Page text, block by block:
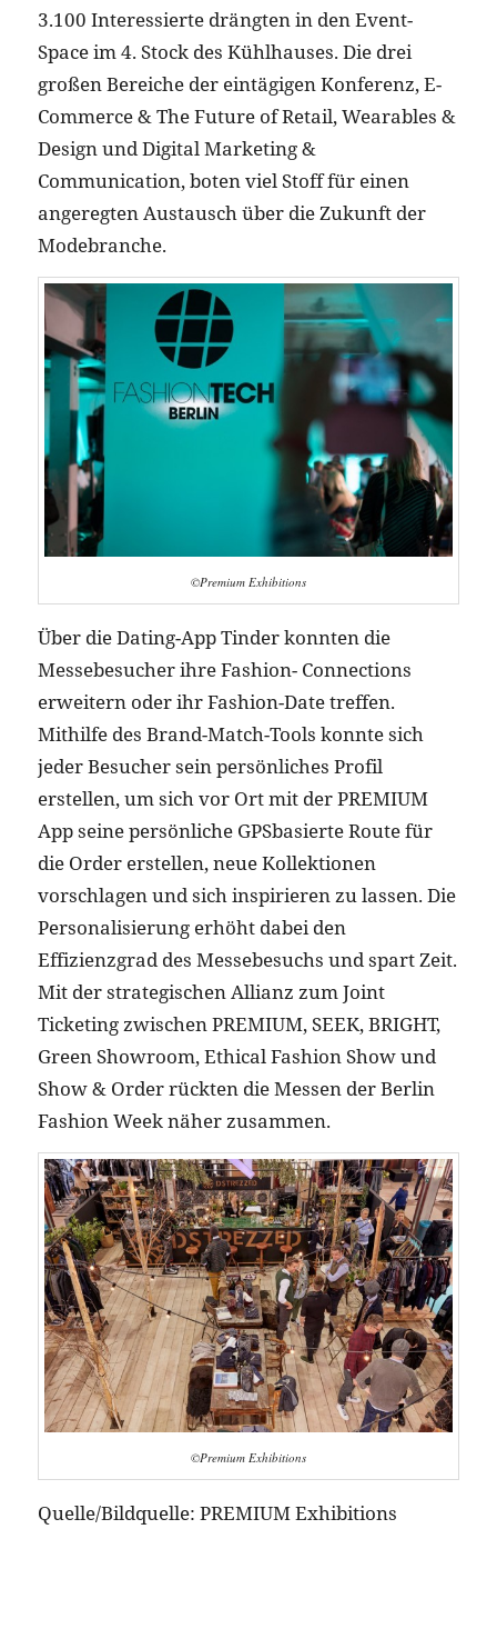
3.100 Interessierte drängten in den Event-
Space im 4. Stock des Kühlhauses. Die drei
großen Bereiche der eintägigen Konferenz, E-
Commerce & The Future of Retail, Wearables &
Design und Digital Marketing &
Communication, boten viel Stoff für einen
angeregten Austausch über die Zukunft der
Modebranche.
©Premium Exhibitions
Über die Dating-App Tinder konnten die
Messebesucher ihre Fashion- Connections
erweitern oder ihr Fashion-Date treffen.
Mithilfe des Brand-Match-Tools konnte sich
jeder Besucher sein persönliches Profil
erstellen, um sich vor Ort mit der PREMIUM
App seine persönliche GPSbasierte Route für
die Order erstellen, neue Kollektionen
vorschlagen und sich inspirieren zu lassen. Die
Personalisierung erhöht dabei den
Effizienzgrad des Messebesuchs und spart Zeit.
Mit der strategischen Allianz zum Joint
Ticketing zwischen PREMIUM, SEEK, BRIGHT,
Green Showroom, Ethical Fashion Show und
Show & Order rückten die Messen der Berlin
Fashion Week näher zusammen.
©Premium Exhibitions
Quelle/Bildquelle: PREMIUM Exhibitions